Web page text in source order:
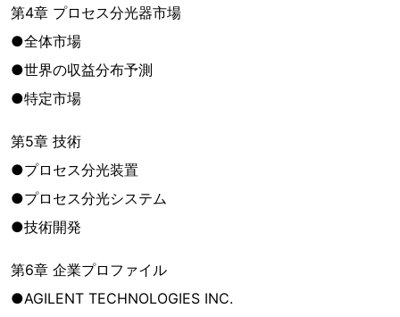
第4章 プロセス分光器市場
●全体市場
●世界の収益分布予測
●特定市場
第5章 技術
●プロセス分光装置
●プロセス分光システム
●技術開発
第6章 企業プロファイル
●AGILENT TECHNOLOGIES INC.